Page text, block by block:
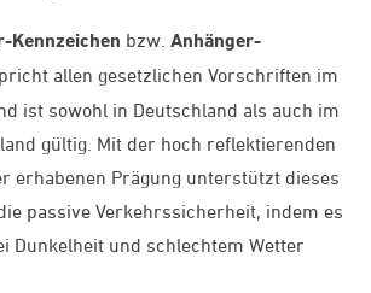
Kennzeichen bzw. Anhänger-
allen gesetzlichen Vorschriften im
ist sowohl in Deutschland als auch im
gültig. Mit der hoch reflektierenden
erhabenen Prägung unterstützt dieses
passive Verkehrssicherheit, indem es
Dunkelheit und schlechtem Wetter